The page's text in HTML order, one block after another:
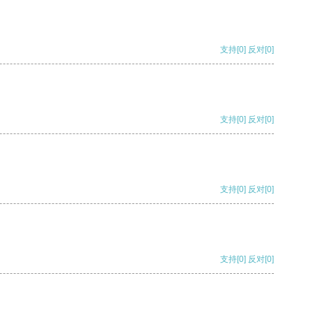
支持[0] 反对[0]
支持[0] 反对[0]
支持[0] 反对[0]
支持[0] 反对[0]